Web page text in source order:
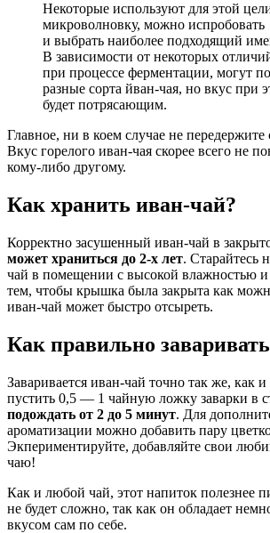
Некоторые используют для этой
микроволновку, можно испробовать
и выбрать наиболее подходящий
В зависимости от некоторых
при процессе ферментации, могут
разные сорта йван-чая, но вкус при
будет потрясающим.
Главное, ни в коем случае не передержите
Вкус горелого иван-чая скорее всего не
кому-либо другому.
Как хранить иван-чай?
Корректно засушенный иван-чай в
может храниться до 2-х лет. Старайтесь
чай в помещении с высокой влажностью и
тем, чтобы крышка была закрыта как
иван-чай может быстро отсыреть.
Как правильно
Заваривается иван-чай точно так же, как
пустить 0,5 — 1 чайную ложку заварки в
подождать от 2 до 5 минут. Для
ароматизации можно добавить пару
Экпериментируйте, добавляйте свои
чаю!
Как и любой чай, этот напиток полезнее
не будет сложно, так как он обладает
вкусом сам по себе.